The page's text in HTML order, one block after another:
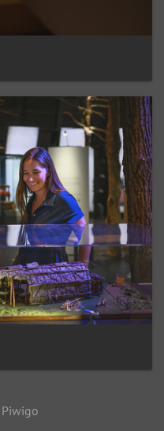
Piwigo